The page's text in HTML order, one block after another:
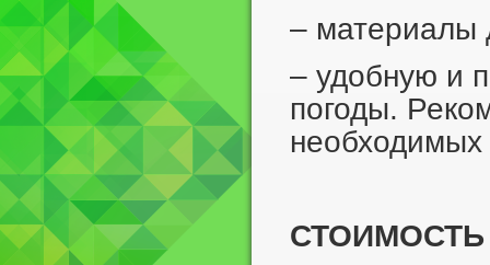
– материалы
– удобную и
погоды.